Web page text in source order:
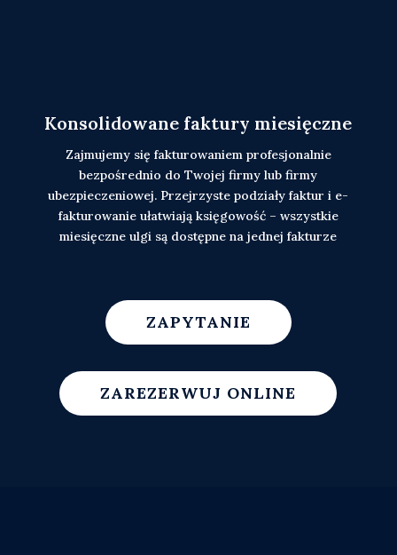
Konsolidowane faktury miesięczne
Zajmujemy się fakturowaniem profesjonalnie
bezpośrednio do Twojej firmy lub firmy
ubezpieczeniowej. Przejrzyste podziały faktur i e-
fakturowanie ułatwiają księgowość – wszystkie
miesięczne ulgi są dostępne na jednej fakturze
ZAPYTANIE
ZAREZERWUJ ONLINE